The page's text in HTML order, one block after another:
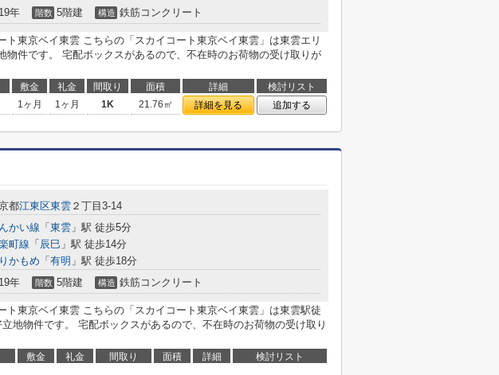
年 階数 5階建 構造 鉄筋コンクリート
ト東京ベイ東雲 こちらの「スカイコート東京ベイ東雲」は東雲エリ
物件です。 宅配ボックスがあるので、不在時のお荷物の受け取りが
敷金 礼金 間取り 面積 詳細
検討リスト
1ヶ月 1ヶ月 1K 21.76㎡ 詳細を見る 追加する
都江東区東雲 ２丁目3-14
かい線 「 東雲 」駅 徒歩5分
町線 「 辰巳 」駅 徒歩14分
かもめ 「 有明 」駅 徒歩18分
年 階数 5階建 構造 鉄筋コンクリート
ト東京ベイ東雲 こちらの「スカイコート東京ベイ東雲」は東雲駅徒
地物件です。 宅配ボックスがあるので、不在時のお荷物の受け取り
敷金 礼金 間取り 面積 詳細 検討リスト